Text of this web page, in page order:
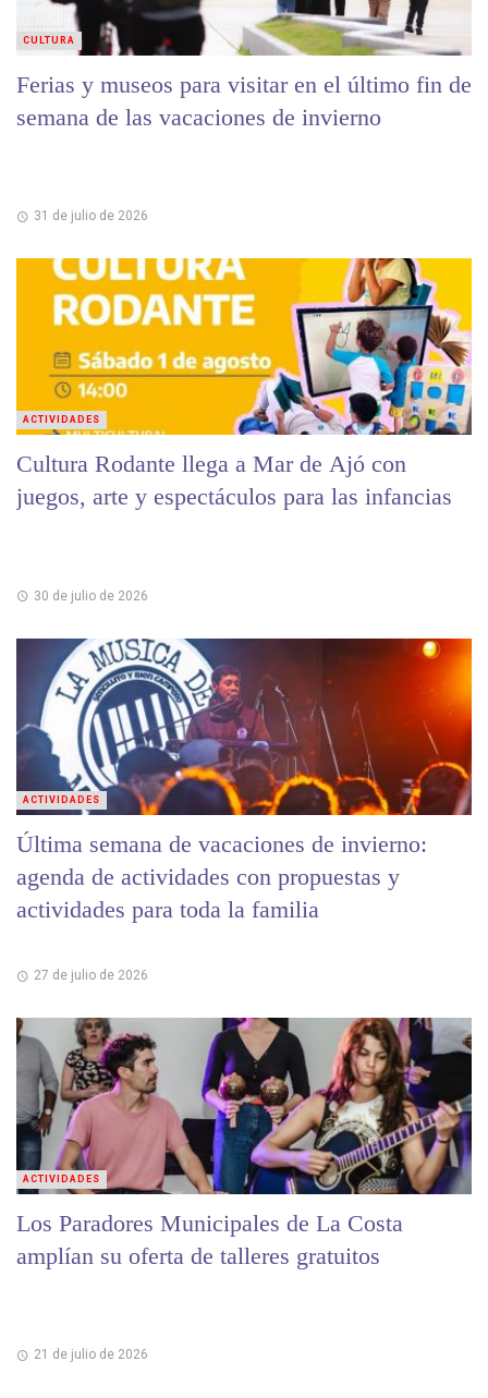
Ferias y museos para visitar en el último fin de
semana de las vacaciones de invierno
31 de julio de 2026
CULTURA
Cultura Rodante llega a Mar de Ajó con
juegos, arte y espectáculos para las infancias
30 de julio de 2026
ACTIVIDADES
Última semana de vacaciones de invierno:
agenda de actividades con propuestas y
actividades para toda la familia
27 de julio de 2026
ACTIVIDADES
Los Paradores Municipales de La Costa
amplían su oferta de talleres gratuitos
21 de julio de 2026
ACTIVIDADES